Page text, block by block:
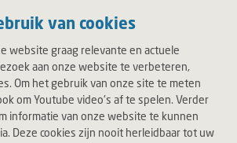
van cookies
website graag relevante en actuele
aan onze website te verbeteren,
Om het gebruik van onze site te meten
om Youtube video's af te spelen. Verder
informatie van onze website te kunnen
Deze cookies zijn nooit herleidbaar tot uw